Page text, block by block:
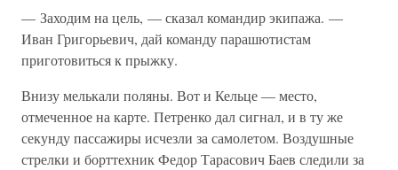
— Заходим на цель, — сказал командир экипажа. —
Иван Григорьевич, дай команду парашютистам
приготовиться к прыжку.
Внизу мелькали поляны. Вот и Кельце — место,
отмеченное на карте. Петренко дал сигнал, и в ту же
секунду пассажиры исчезли за самолетом. Воздушные
стрелки и борттехник Федор Тарасович Баев следили за